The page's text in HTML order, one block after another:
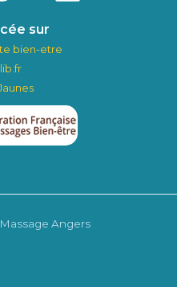
sur
bien-etre
Angers